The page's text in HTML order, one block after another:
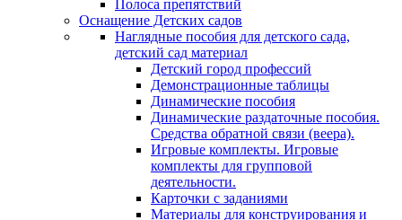
Полоса препятствий
Оснащение Детских садов
Наглядные пособия для детского сада,
детский сад материал
Детский город профессий
Демонстрационные таблицы
Динамические пособия
Динамические раздаточные пособия.
Средства обратной связи (веера).
Игровые комплекты. Игровые
комплекты для групповой
деятельности.
Карточки с заданиями
Материалы для конструирования и